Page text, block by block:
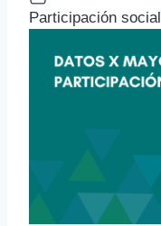
Participación social